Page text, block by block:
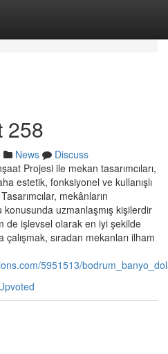
258
News
Discuss
Projesi ile mekan tasarımcıları,
estetik, fonksiyonel ve kullanışlı
mekânların
uzmanlaşmış kişilerdir
de işlevsel olarak en iyi şekilde
çalışmak, sıradan mekanları ilham
5951513/